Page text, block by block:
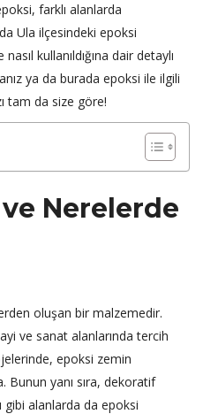
farklı alanlarda
Ula ilçesindeki epoksi
kullanıldığına dair detaylı
ya da burada epoksi ile ilgili
tam da size göre!
Nerelerde
oluşan bir malzemedir.
ve sanat alanlarında tercih
epoksi zemin
Bunun yanı sıra, dekoratif
gibi alanlarda da epoksi